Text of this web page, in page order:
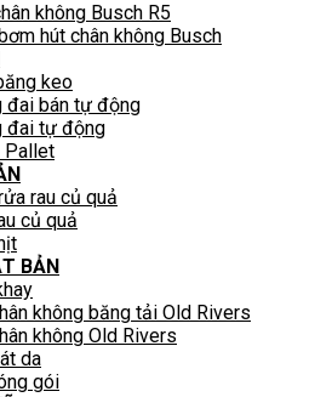
không Busch R5
hút chân không Busch
keo
đai bán tự động
đai tự động
Pallet
rau củ quả
củ quả
BẢN
không băng tải Old Rivers
không Old Rivers
da
gói